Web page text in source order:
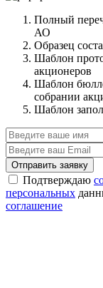
Полный
АО
Образец
Шаблон
акционеров
Шаблон
собрании
Шаблон
Отправить заявку
Подтверждаю
персональных
соглашение